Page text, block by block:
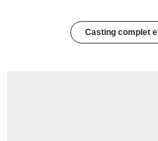
Casting complet